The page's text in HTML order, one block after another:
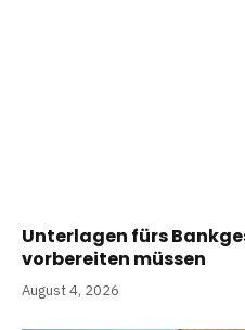
Unterlagen fürs
vorbereiten müssen
August 4, 2026